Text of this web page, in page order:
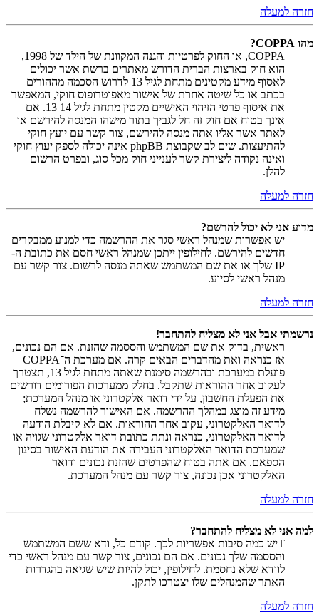
חזרה למעלה
מהו COPPA?
COPPA, או החוק לפרטיות והגנה המקוונת של הילד של 1998,
הוא חוק בארצות הברית הדורש מאתרים ברשת אשר יכולים
לאסוף מידע מקטינים מתחת לגיל 13 לדרוש הסכמה מההורים
בכתב או כל שיטה אחרת של אישור מאפוטרופוס חוקי, המאפשר
את איסוף פרטי הזיהוי האישיים מקטין מתחת לגיל 14 13. אם
אינך בטוח אם חוק זה חל לגביך בתור מישהו המנסה להירשם או
לאתר אשר אליו אתה מנסה להירשם, צור קשר עם יועץ חוקי
להתיעצות. שים לב שקבוצת phpBB אינה יכולה לספק יעוץ חוקי
ואינה נקודה ליצירת קשר לענייני חוק מכל סוג, ובפרט הרשום
להלן.
חזרה למעלה
מדוע אני לא יכול להרשם?
יש אפשרות שמנהל ראשי סגר את ההרשמה כדי למנוע ממבקרים
חדשים להירשם. לחילופין ייתכן שמנהל ראשי חסם את כתובת ה-
IP שלך או את שם המשתמש שאתה מנסה לרשום. צור קשר עם
מנהל ראשי לסיוע.
חזרה למעלה
נרשמתי אבל אני לא מצליח להתחבר!
ראשית, בדוק את שם המשתמש והססמה שהזנת. אם הם נכונים,
אז כנראה ואת מהדברים הבאים קרה. אם מערכת ה־COPPA
פועלת במערכת ובהרשמה סימנת שאתה מתחת לגיל 13, תצטרך
לעקוב אחר ההוראות שתקבל. בחלק ממערכות הפורומים דורשים
את הפעלת החשבון, על ידי דואר אלקטרוני או מנהל המערכת;
מידע זה מוצג במהלך ההרשמה. אם האישור להרשמה נשלח
לדואר האלקטרוני, עקוב אחר ההוראות. אם לא קיבלת הודעה
לדואר האלקטרוני, כנראה ונתת כתובת דואר אלקטרוני שגויה או
שמערכת הדואר האלקטרוני העבירה את הודעת האישור בסינון
הספאם. אם אתה בטוח שהפרטים שהזנת נכונים ודואר
האלקטרוני אכן נכונה, צור קשר עם מנהל המערכת.
חזרה למעלה
למה אני לא מצליח להתחבר?
Tיש כמה סיבות אפשריות לכך. קודם כל, ודא ששם המשתמש
והססמה שלך נכונים. אם הם נכונים, צור קשר עם מנהל ראשי כדי
לוודא שלא נחסמת. לחילופין, יכול להיות שיש שגיאה בהגדרות
האתר שהמנהלים שלו יצטרכו לתקן.
חזרה למעלה